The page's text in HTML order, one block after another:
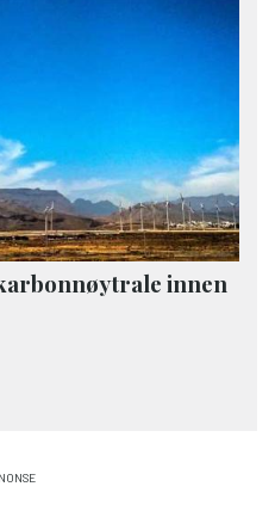
innen